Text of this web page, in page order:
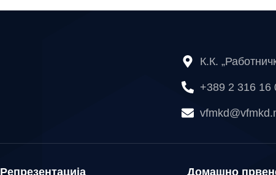
К.К.
+389 2 316 16
Репрезентација Домашно